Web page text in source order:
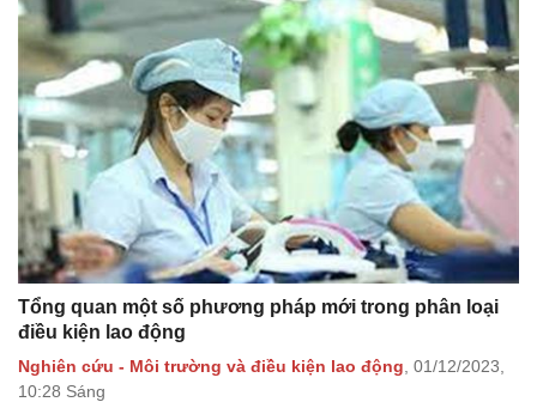
Tổng quan một số phương pháp mới trong phân loại
điều kiện lao động
Nghiên cứu - Môi trường và điều kiện lao động 01/12/2023,
10:28 Sáng